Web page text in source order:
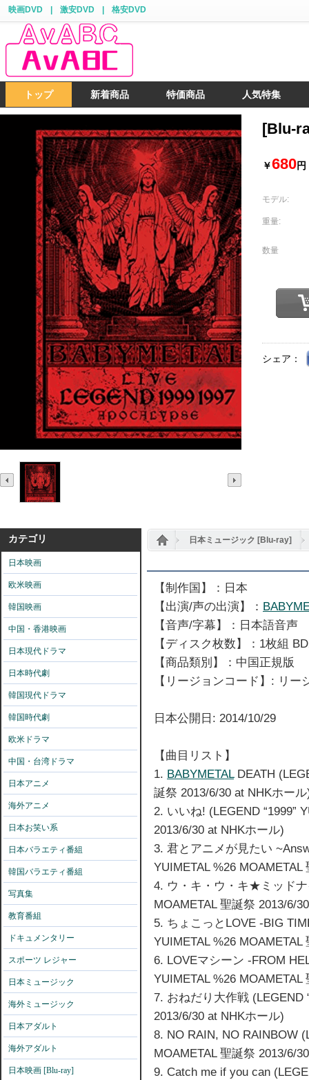
映画DVD 激安DVD 格安DVD
トップ 新着商品 特価商品 人気特集
[Blu-
￥680円
モデル:
重量:
数量
シェア：
カテゴリ
日本映画
欧米映画
韓国映画
中国・香港映画
日本現代ドラマ
日本時代劇
韓国現代ドラマ
韓国時代劇
欧米ドラマ
中国・台湾ドラマ
日本アニメ
海外アニメ
日本お笑い系
日本バラエティ番組
韓国バラエティ番組
写真集
教育番組
ドキュメンタリー
スポーツ レジャー
日本ミュージック
海外ミュージック
日本アダルト
海外アダルト
日本映画 [Blu-ray]
日本ミュージック [Blu-ray]
【制作国】：日本
【出演/声の出演】：
【音声/字幕】：日本語音声
【ディスク枚数】：1枚組
【商品類別】：中国正規版
【リージョンコード】: リ
日本公開日: 2014/10/29
【曲目リスト】
1. BABYMETALDEATH
誕祭 2013/6/30 at NHKホー
2. いいね! (LEGEND “1999”
2013/6/30 at NHKホール)
3. 君とアニメが見たい
YUIMETAL %26
4. ウ・キ・ウ・キ★ミッドナ
MOAMETAL 聖誕祭 2013/6/
5. ちょこっとLOVE -BIG
YUIMETAL %26
6. LOVEマシーン -FROM
YUIMETAL %26
7. おねだり大作戦 (LEGEND
2013/6/30 at NHKホール)
8. NO RAIN, NO RAINBOW
MOAMETAL 聖誕祭 2013/6/
9. Catch me if you can